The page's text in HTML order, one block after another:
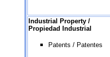
Industrial Property /
Propiedad Industrial
Patents / Patentes